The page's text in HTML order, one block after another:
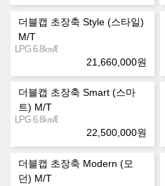
더블캡 초장축 Style (스타일)
M/T
LPG 6.8㎞/ℓ
21,660,000원
더블캡 초장축 Smart (스마
트) M/T
LPG 6.8㎞/ℓ
22,500,000원
더블캡 초장축 Modern (모
던) M/T